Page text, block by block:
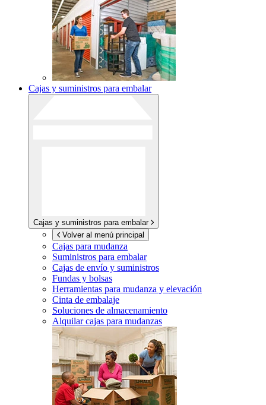
Cajas y suministros para embalar
Cajas y suministros para embalar
Volver al menú principal
Cajas para mudanza
Suministros para embalar
Cajas de envío y suministros
Fundas y bolsas
Herramientas para mudanza y elevación
Cinta de embalaje
Soluciones de almacenamiento
Alquilar cajas para mudanzas